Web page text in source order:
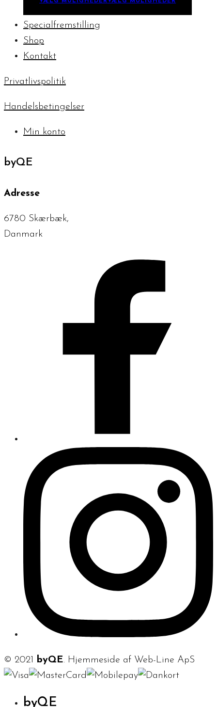
Specialfremstilling
Shop
Kontakt
Privatlivspolitik
Handelsbetingelser
Min konto
byQE
Adresse
6780 Skærbæk,
Danmark
© 2021 byQE. Hjemmeside af Web-Line ApS
byQE